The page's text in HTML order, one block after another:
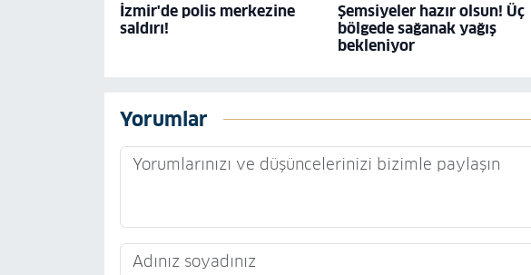
İzmir'de polis merkezine
saldırı!
Şemsiyeler hazır olsun! Üç
bölgede sağanak yağış
bekleniyor
Yorumlar